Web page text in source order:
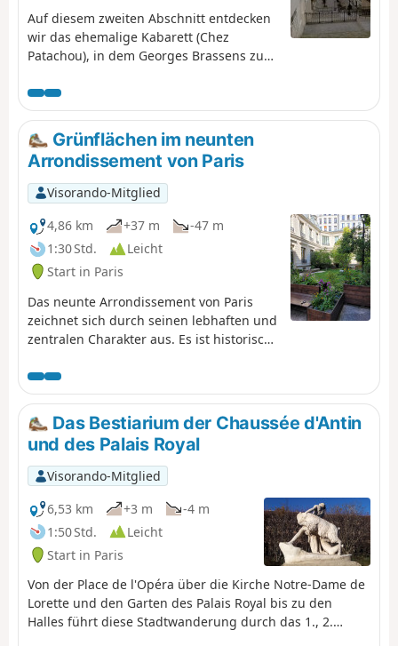
Auf diesem zweiten Abschnitt entdecken
wir das ehemalige Kabarett (Chez
Patachou), in dem Georges Brassens zum
Durchquerung des Montmartre mit
seinen Steigungen, Pfaden und
Treppenstraßen ist besonders angenehm
(vorzugsweise in der „touristischen
Nebensaison” zu unternehmen).
Grünflächen im neunten
Arrondissement von Paris
Visorando-Mitglied
4,86 km
+37 m
-47 m
1:30 Std.
Leicht
Start in Paris
Das neunte Arrondissement von Paris
zeichnet sich durch seinen lebhaften und
zentralen Charakter aus. Es ist historisch
verbunden und verfügt über zahlreiche
Theater, Kinos und Konzertsäle. Als
Einkaufsviertel beherbergt es Kaufhäuser,
Boutiquen und symbolträchtige
überdachte Passagen. Es verbindet
Haussmann-Architektur mit neueren
Bauten und bleibt dabei ein
Wohnviertel.Nach den ersten beiden
Arrondissements ist das neunte
dasjenige mit den wenigsten
Grünflächen. Dabei handelt es sich vor
allem um stark frequentierte
Nachbarschaftsgärten, die eine wichtige
soziale Rolle spielen. Das Gesamtbild
Das Bestiarium der Chaussée d'Antin
und des Palais Royal
Visorando-Mitglied
6,53 km
+3 m
-4 m
1:50 Std.
Leicht
Start in Paris
Von der Place de l'Opéra über die Kirche Notre-Dame de
Lorette und den Garten des Palais Royal bis zu den
Halles führt diese Stadtwanderung durch das 1., 2.